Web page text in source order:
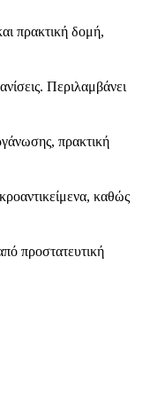
πρακτική δομή,
Περιλαμβάνει
πρακτική
καθώς
προστατευτική